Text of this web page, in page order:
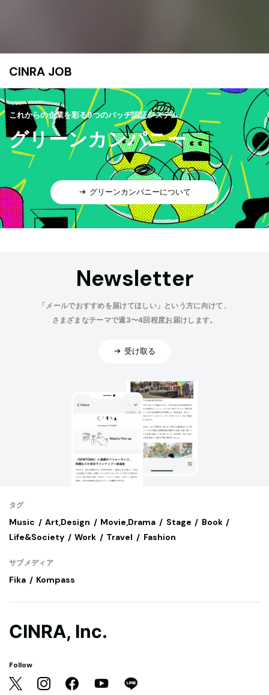
CINRA JOB
これからの企業を彩る9つのバッヂ認証システム
グリーンカンパニー
グリーンカンパニーについて
Newsletter
「メールでおすすめを届けてほしい」という方に向けて、
さまざまなテーマで週3〜4回程度お届けします。
受け取る
タグ
Music Art,Design Movie,Drama Stage
Book
Life&Society
Work Travel Fashion
サブメディア
Fika Kompass
CINRA, Inc.
Follow